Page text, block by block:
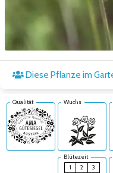
Diese Pflanze im
Qualität Wuchs
Blütezeit
1
2
3